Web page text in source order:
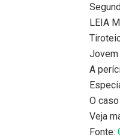
LEIA
Jovem
A
O
Veja
Fonte: